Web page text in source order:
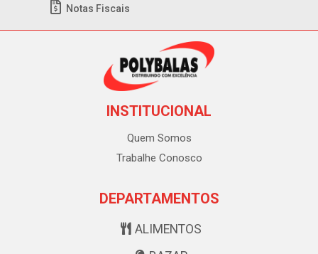
Notas Fiscais
INSTITUCIONAL
Quem Somos
Trabalhe Conosco
DEPARTAMENTOS
ALIMENTOS